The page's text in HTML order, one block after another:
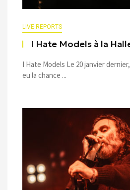
LIVE REPORTS
I Hate Models à la
I Hate Models Le 20 janvier
eu la chance ...